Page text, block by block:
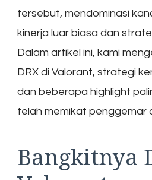
tersebut, mendominasi
kinerja luar biasa dan
Dalam artikel ini, kami
DRX di Valorant, strategi
dan beberapa highlight
telah memikat penggemar
Bangkitnya